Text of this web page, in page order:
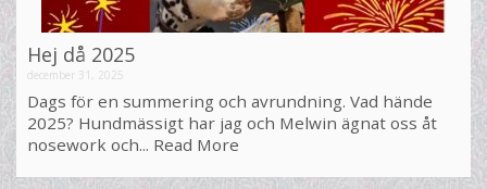
Hej då 2025
december 31, 2025
Dags för en summering och avrundning. Vad hände
2025? Hundmässigt har jag och Melwin ägnat oss åt
nosework och... Read More